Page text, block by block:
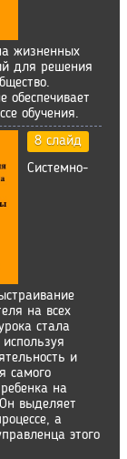
жизненных
для решения
обеспечивает
обучения.
8 слайд
Системно-
на всех
стала
и
самого
на
выделяет
а
этого